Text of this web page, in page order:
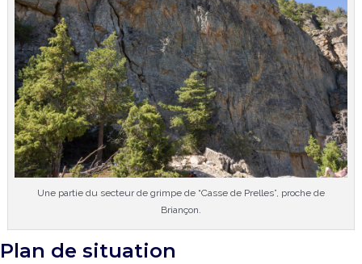
Une partie du secteur de grimpe de “Casse de Prelles”, proche de
Briançon.
Plan de situation